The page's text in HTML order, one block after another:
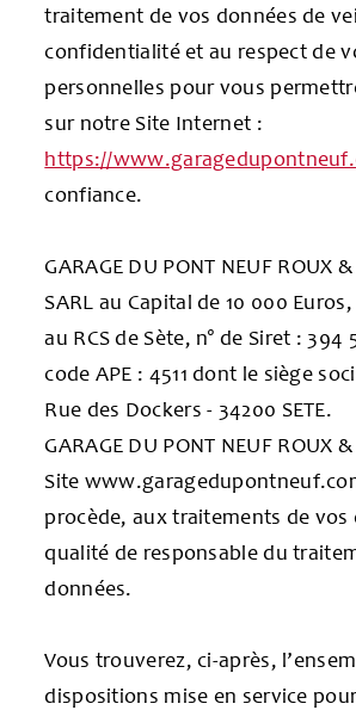
traitement de vos données de
confidentialité et au respect de
personnelles pour vous
sur notre Site Internet :
https://
confiance.
GARAGE DU PONT NEUF ROUX
SARL au Capital de 10 000
au RCS de Sète, n° de Siret : 394
code APE : 4511 dont le siège
Rue des Dockers - 34200 SETE.
GARAGE DU PONT NEUF ROUX
Site
procède, aux traitements de vos
qualité de responsable du
données.
Vous trouverez, ci-après,
dispositions mise en service